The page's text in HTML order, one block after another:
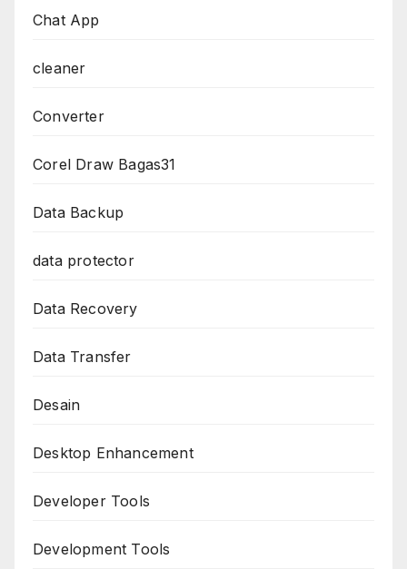
Chat App
cleaner
Converter
Corel Draw Bagas31
Data Backup
data protector
Data Recovery
Data Transfer
Desain
Desktop Enhancement
Developer Tools
Development Tools